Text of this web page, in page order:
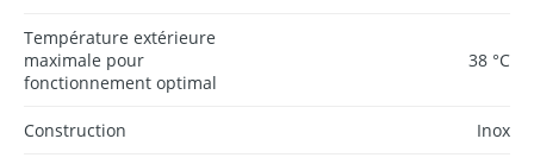
Température extérieure
maximale pour
fonctionnement optimal
38 °C
Construction Inox